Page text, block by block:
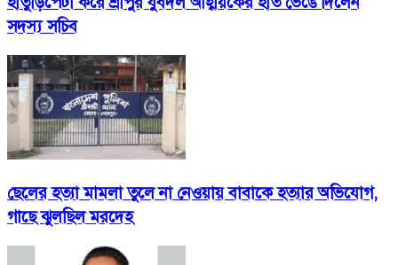
সদস্য সচিব
ছেলের হত্যা মামলা তুলে না নেওয়ায় বাবাকে হত্যার অভিযোগ,
গাছে ঝুলছিল মরদেহ